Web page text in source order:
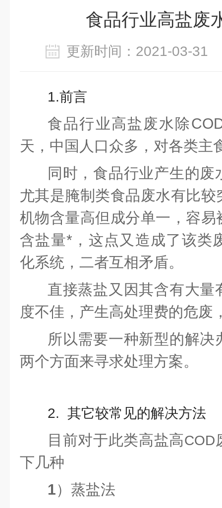
食品行业高盐废
更新时间：2021-03-
1.前言
食品行业高盐废水除
天，中国人口众多，对各类主
同时，食品行业产生的废
尤其是腌制类食品废水有比
机物含量高但成分单一，容
含盐量*，这点又造成了该类
化系统，二者互相矛盾。
直接蒸盐又因其含有大量
度不佳，产生高处理费的危废
所以需要一种新型的解决
两个方面来寻求处理方案。
2. 其它较常见的解决方法
目前对于此类高盐高COD
下几种
1）蒸盐法